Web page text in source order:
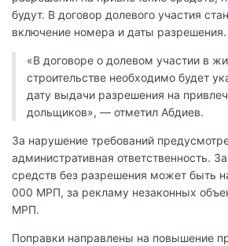
будут. В договор долевого участия
включение номера и даты разрешения.
«В договоре о долевом участии в
строительстве необходимо будет
дату выдачи разрешения на
дольщиков», — отметил Абдиев.
За нарушение требований
административная ответственность.
средств без разрешения может быть
000 МРП, за рекламу незаконных
МРП.
Поправки направлены на повышение